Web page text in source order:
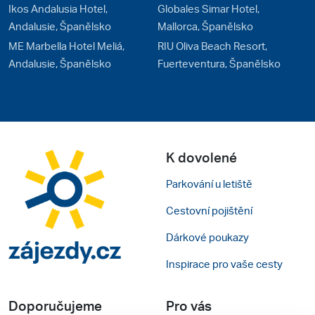
Ikos Andalusia Hotel,
Andalusie, Španělsko
ME Marbella Hotel Meliá,
Andalusie, Španělsko
Globales Simar Hotel,
Mallorca, Španělsko
RIU Oliva Beach Resort,
Fuerteventura, Španělsko
K dovolené
Parkování u letiště
Cestovní pojištění
Dárkové poukazy
Inspirace pro vaše cesty
Doporučujeme Pro vás